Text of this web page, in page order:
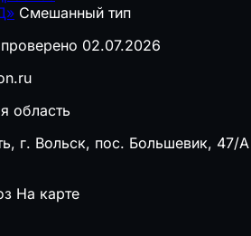
Смешанный тип
02.07.2026
область
г. Вольск, пос. Большевик, 47/А
На карте